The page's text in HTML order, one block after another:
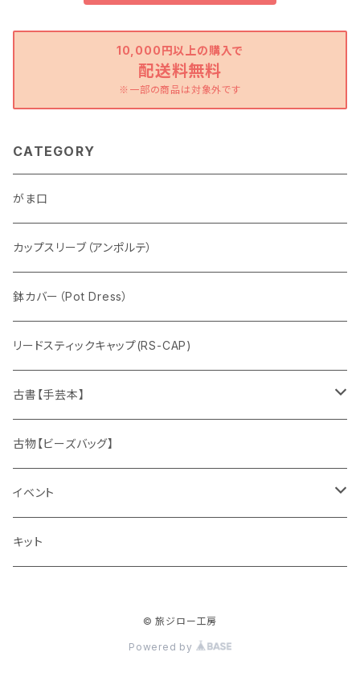
10,000円以上の購入で
配送料無料
※一部の商品は対象外です
CATEGORY
がま口
カップスリーブ（アンポルテ）
鉢カバー（Pot Dress）
リードスティックキャップ(RS-CAP)
古書【手芸本】
編みもの
春夏
秋冬
刺しゅう
花、植物
古物【ビーズバッグ】
イベント
ワークショップ
キット
© 旅ジロー工房
Powered by